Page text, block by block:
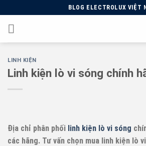
to
content
BLOG ELECTROLUX VIỆT
LINH KIỆN
Linh kiện lò vi sóng chính
Địa chỉ phân phối linh kiện lò vi sóng
các hãng. Tư vấn chọn mua linh kiện lò